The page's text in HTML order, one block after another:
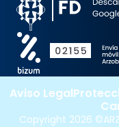
Copyright 2026
Aviso Legal